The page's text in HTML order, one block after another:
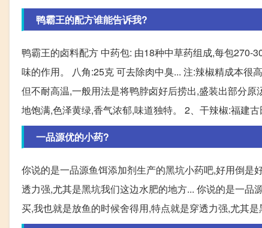
鸭霸王的配方谁能告诉我?
鸭霸王的卤料配方 中药包: 由18种中草药组成,每包270-
味的作用。 八角:25克 可去除肉中臭... 注:辣椒精成本很
但不耐高温,一般用法是将鸭脖卤好后捞出,盛装出部分
地饱满,色泽黄绿,香气浓郁,味道独特。 2、干辣椒:福建
一品源优的小药?
你说的是一品源鱼饵添加剂生产的黑坑小药吧,好用倒是
透力强,尤其是黑坑我们这边水肥的地方... 你说的是一
买,我也就是放鱼的时候舍得用,特点就是穿透力强,尤其是